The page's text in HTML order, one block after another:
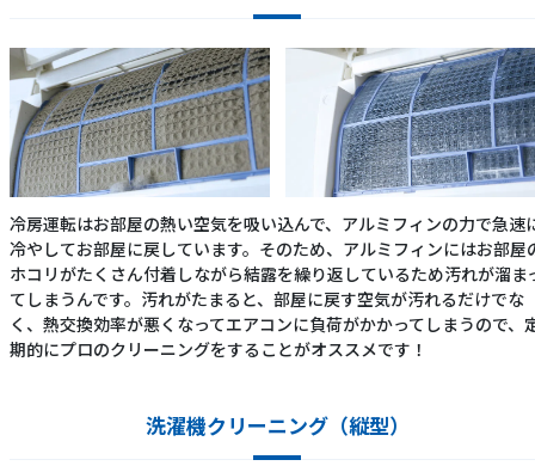
冷房運転はお部屋の熱い空気を吸い込んで、アルミフィンの力で急速
冷やしてお部屋に戻しています。そのため、アルミフィンにはお部屋
ホコリがたくさん付着しながら結露を繰り返しているため汚れが溜ま
てしまうんです。汚れがたまると、部屋に戻す空気が汚れるだけでな
く、熱交換効率が悪くなってエアコンに負荷がかかってしまうので、
期的にプロのクリーニングをすることがオススメです！
洗濯機クリーニング（縦型）